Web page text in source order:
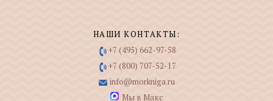
НАШИ КОНТАКТЫ:
+7 (495) 662-97-58
+7 (800) 707-52-17
info@morkniga.ru
Мы в Макс